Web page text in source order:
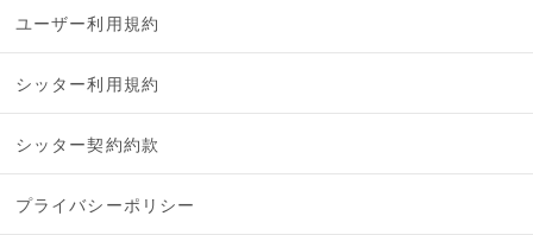
ユーザー利用規約
シッター利用規約
シッター契約約款
プライバシーポリシー